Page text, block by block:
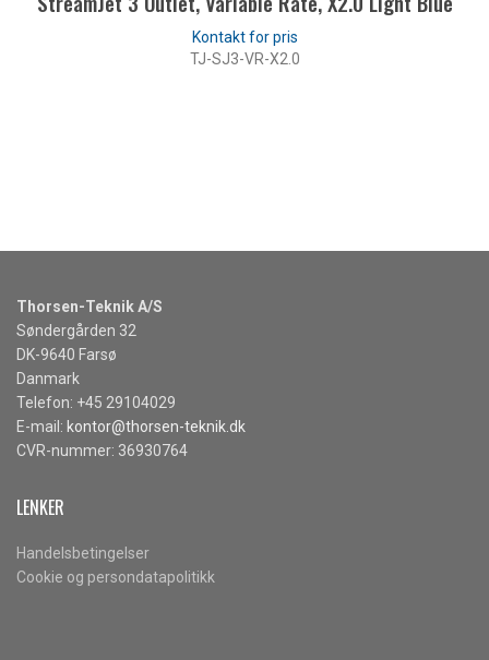
TJ-SJ3-VR-X2.0
Thorsen-Teknik A/S
Søndergården 32
DK-9640 Farsø
Danmark
Telefon: +45 29104029
E-mail: kontor@thorsen-teknik.dk
CVR-nummer: 36930764
LENKER
Handelsbetingelser
Cookie og persondatapolitikk